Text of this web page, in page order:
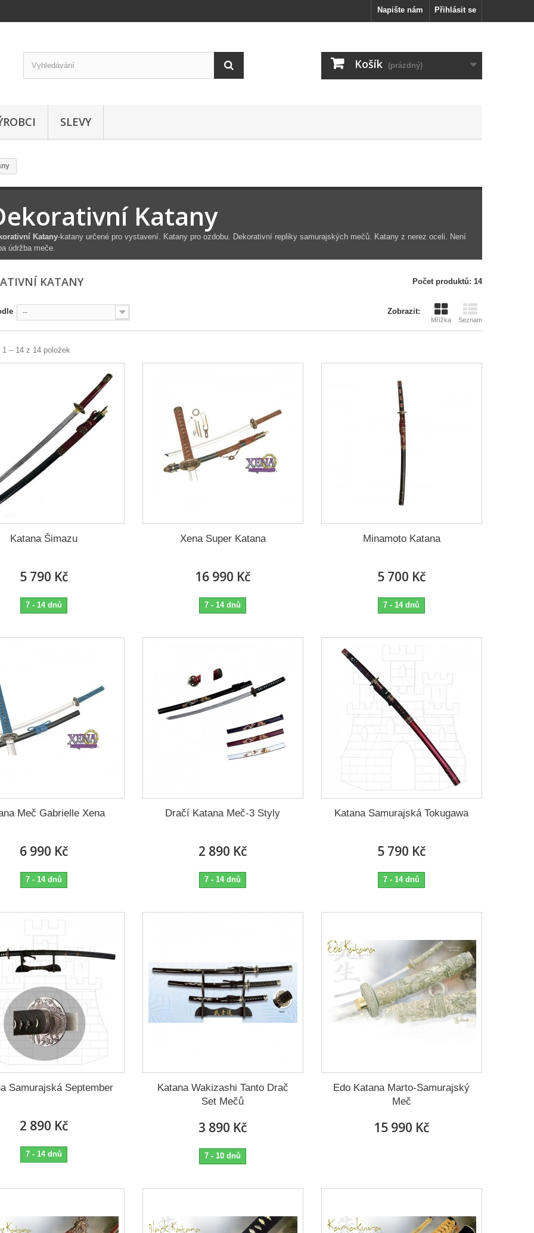
Přihlásit se
Napište nám
Košík (prázdný)
SLEVY
Katany
Katany-katany určené pro vystavení. Katany pro ozdobu. Dekorativní repliky samurajských mečů. Katany z nerez oceli. Není
údržba meče.
KATANY Počet produktů: 14
Zobrazit:
Mřížka Seznam
--
1 – 14 z 14 položek
Katana Šimazu
5 790 Kč
7 - 14 dnů
Xena Super Katana
16 990 Kč
7 - 14 dnů
Minamoto Katana
5 700 Kč
7 - 14 dnů
Meč Gabrielle Xena
6 990 Kč
7 - 14 dnů
Dračí Katana Meč-3 Styly
2 890 Kč
7 - 14 dnů
Katana Samurajská Tokugawa
5 790 Kč
7 - 14 dnů
Samurajská September
2 890 Kč
7 - 14 dnů
Katana Wakizashi Tanto Drač
Set Mečů
3 890 Kč
7 - 10 dnů
Edo Katana Marto-Samurajský
Meč
15 990 Kč